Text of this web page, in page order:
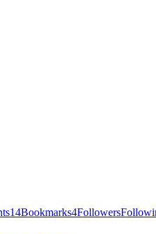
14Bookmarks4Followers